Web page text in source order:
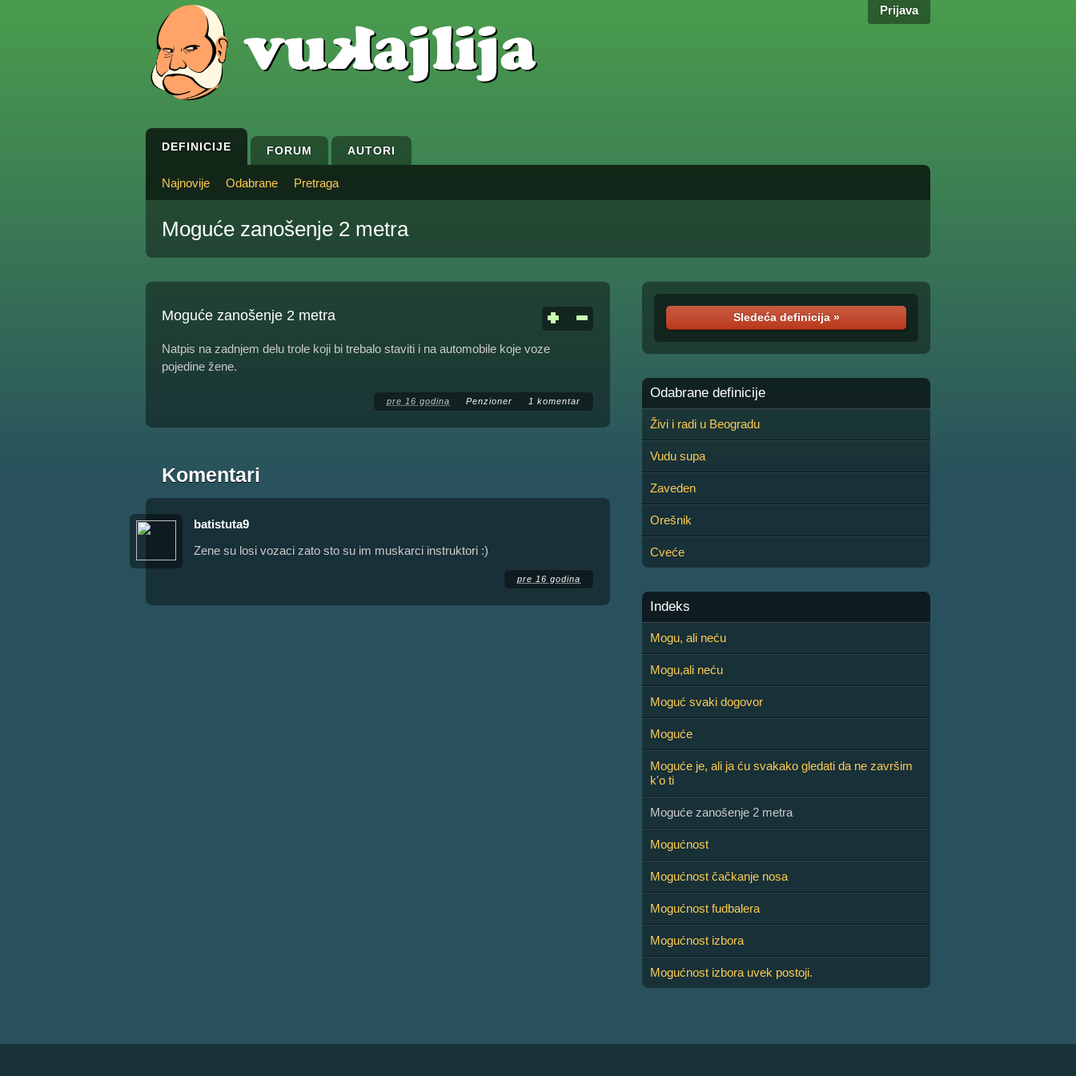
Prijava
DEFINICIJE FORUM AUTORI
Najnovije Odabrane Pretraga
Moguće zanošenje 2 metra
Moguće zanošenje 2 metra
Natpis na zadnjem delu trole koji bi trebalo staviti i na automobile koje voze
pojedine žene.
pre 16 godina Penzioner 1 komentar
Komentari
batistuta9
Zene su losi vozaci zato sto su im muskarci instruktori :)
pre 16 godina
Sledeća definicija »
Odabrane definicije
Živi i radi u Beogradu
Vudu supa
Zaveden
Orešnik
Cveće
Indeks
Mogu, ali neću
Mogu,ali neću
Moguć svaki dogovor
Moguće
Moguće je, ali ja ću svakako gledati da ne završim
k'o ti
Moguće zanošenje 2 metra
Mogućnost
Mogućnost čačkanje nosa
Mogućnost fudbalera
Mogućnost izbora
Mogućnost izbora uvek postoji.